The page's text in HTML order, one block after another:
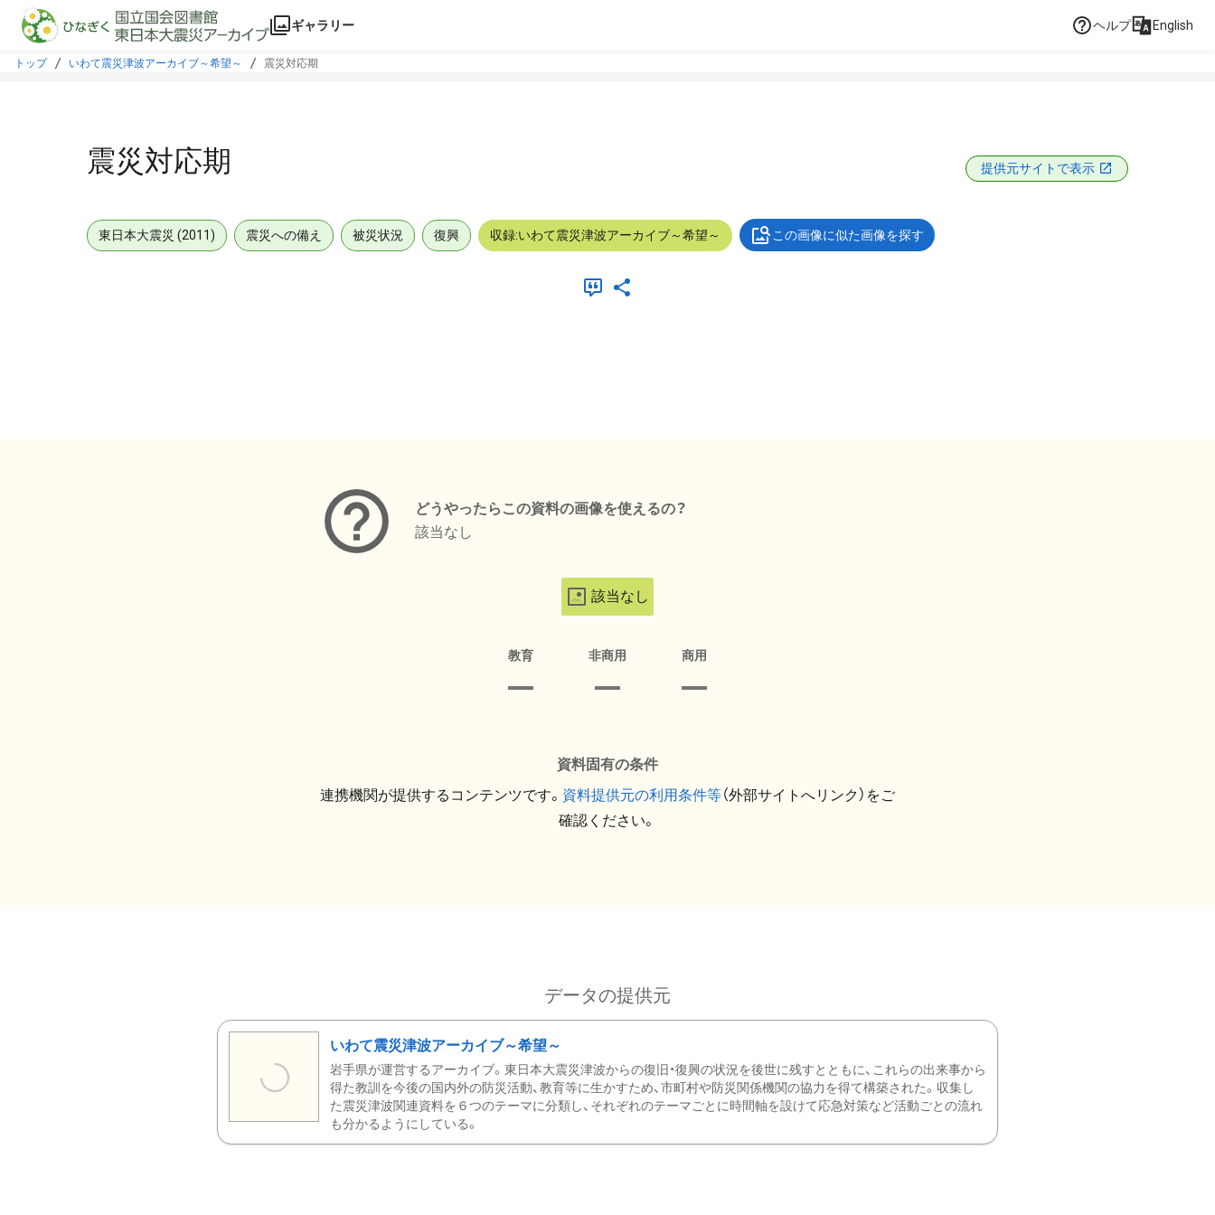
本文に飛ぶ
ギャラリー ヘルプ English
トップ いわて震災津波アーカイブ～希望～ 震災対応期
震災対応期 提供元サイトで表示
東日本大震災 (2011) 震災への備え 被災状況 復興 収録:いわて震災津波アーカイブ～希望～ この画像に似た画像を探す
どうやったらこの資料の画像を使えるの？
該当なし
該当なし
教育 非商用 商用
資料固有の条件
連携機関が提供するコンテンツです。 資料提供元の利用条件等（外部サイトへリンク）をご
確認ください。
データの提供元
いわて震災津波アーカイブ～希望～
岩手県が運営するアーカイブ。東日本大震災津波からの復旧・復興の状況を後世に残すとともに、これらの出来事から
得た教訓を今後の国内外の防災活動、教育等に生かすため、市町村や防災関係機関の協力を得て構築された。収集し
た震災津波関連資料を６つのテーマに分類し、それぞれのテーマごとに時間軸を設けて応急対策など活動ごとの流れ
も分かるようにしている。